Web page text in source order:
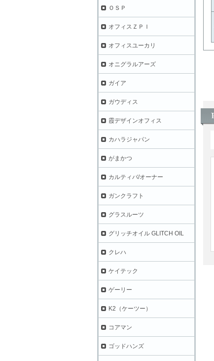
ＯＳＰ
オフィスＺＰＩ
オフィスユーカリ
オニグラルアーズ
ガイア
ガウディス
霞デザインオフィス
カハラジャパン
がまかつ
カルティバ/オーナー
ガンクラフト
グラスルーツ
グリッチオイル GLITCH OIL
クレハ
ケイテック
ゲーリー
K2（ケーツー）
コアマン
ゴッドハンズ